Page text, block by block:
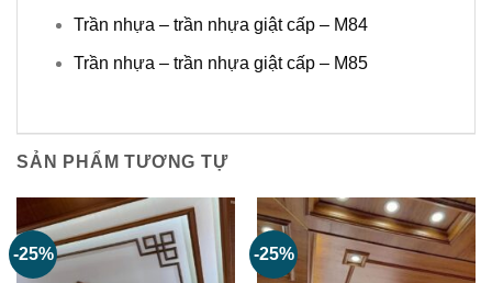
Trần nhựa – trần nhựa giật cấp – M84
Trần nhựa – trần nhựa giật cấp – M85
SẢN PHẨM TƯƠNG TỰ
-25% -25%